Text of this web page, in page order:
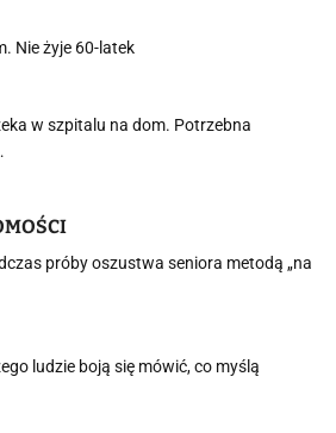
Nie żyje 60-latek
w szpitalu na dom. Potrzebna
próby oszustwa seniora metodą „na
ludzie boją się mówić, co myślą